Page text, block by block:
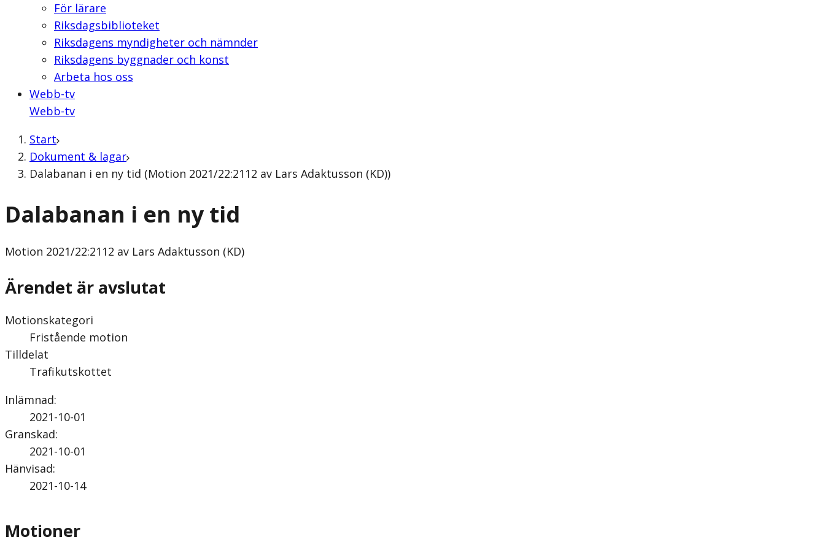
För lärare
Riksdagsbiblioteket
Riksdagens myndigheter och nämnder
Riksdagens byggnader och konst
Arbeta hos oss
Webb-tv
Webb-tv
Start
Dokument & lagar
Dalabanan i en ny tid (Motion 2021/22:2112 av Lars Adaktusson (KD))
Dalabanan i en ny tid
Motion 2021/22:2112 av Lars Adaktusson (KD)
Ärendet är avslutat
Motionskategori
Fristående motion
Tilldelat
Trafikutskottet
Inlämnad:
2021-10-01
Granskad:
2021-10-01
Hänvisad:
2021-10-14
Motioner